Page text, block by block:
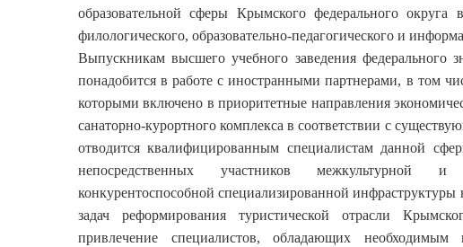
образовательной сферы Крымского федерального
филологического, образовательно-педагогического и
Выпускникам высшего учебного заведения федерального
понадобится в работе с иностранными партнерами, в том
которыми включено в приоритетные направления
санаторно-курортного комплекса в соответствии с
отводится квалифицированным специалистам данной
непосредственных участников межкультурной
конкурентоспособной специализированной инфраструктуры
задач реформирования туристической отрасли
привлечение специалистов, обладающих